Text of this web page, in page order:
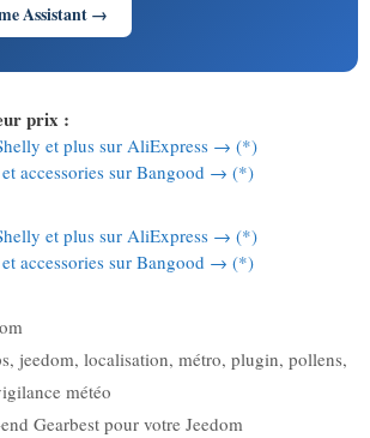
Assistant →
prix :
et plus sur AliExpress → (*)
accessories sur Bangood → (*)
et plus sur AliExpress → (*)
accessories sur Bangood → (*)
, jeedom, localisation, métro, plugin, pollens,
météo
Gearbest pour votre Jeedom